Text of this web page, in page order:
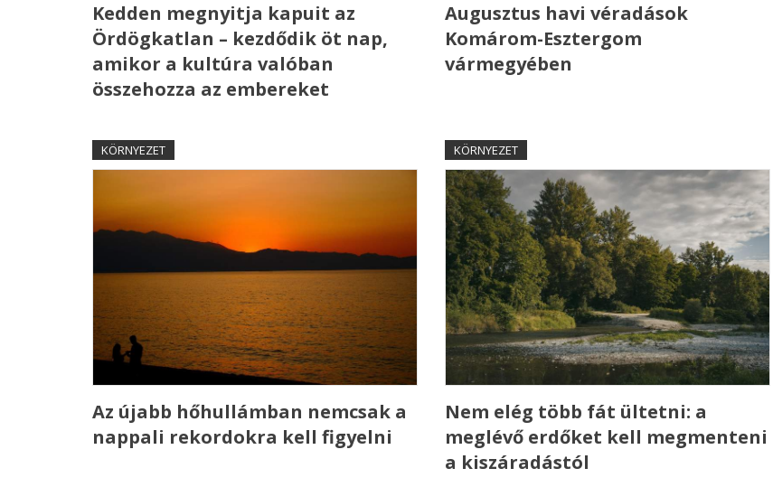
Kedden megnyitja kapuit az
Ördögkatlan – kezdődik öt nap,
amikor a kultúra valóban
összehozza az embereket
Augusztus havi véradások
Komárom-Esztergom
vármegyében
KÖRNYEZET
Az újabb hőhullámban nemcsak a
nappali rekordokra kell figyelni
KÖRNYEZET
Nem elég több fát ültetni: a
meglévő erdőket kell megmenteni
a kiszáradástól